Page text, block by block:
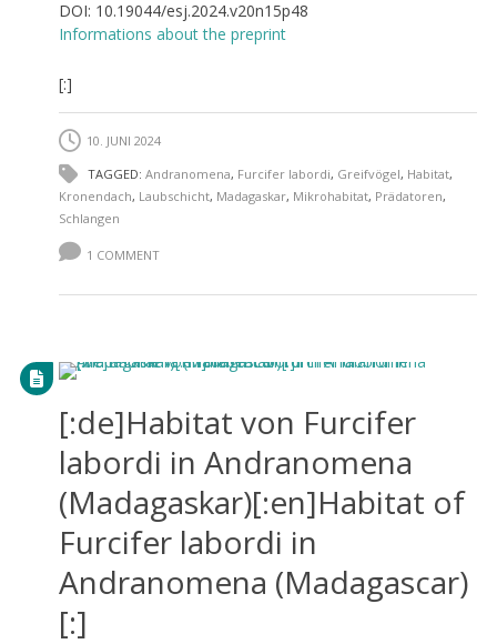
DOI: 10.19044/esj.2024.v20n15p48
Informations about the preprint
[:]
10. JUNI 2024
TAGGED: Andranomena, Furcifer labordi, Greifvögel, Habitat,
Kronendach, Laubschicht, Madagaskar, Mikrohabitat, Prädatoren,
Schlangen
1 COMMENT
[:de]Habitat von Furcifer
labordi in Andranomena
(Madagaskar)[:en]Habitat of
Furcifer labordi in
Andranomena (Madagascar)
[:]